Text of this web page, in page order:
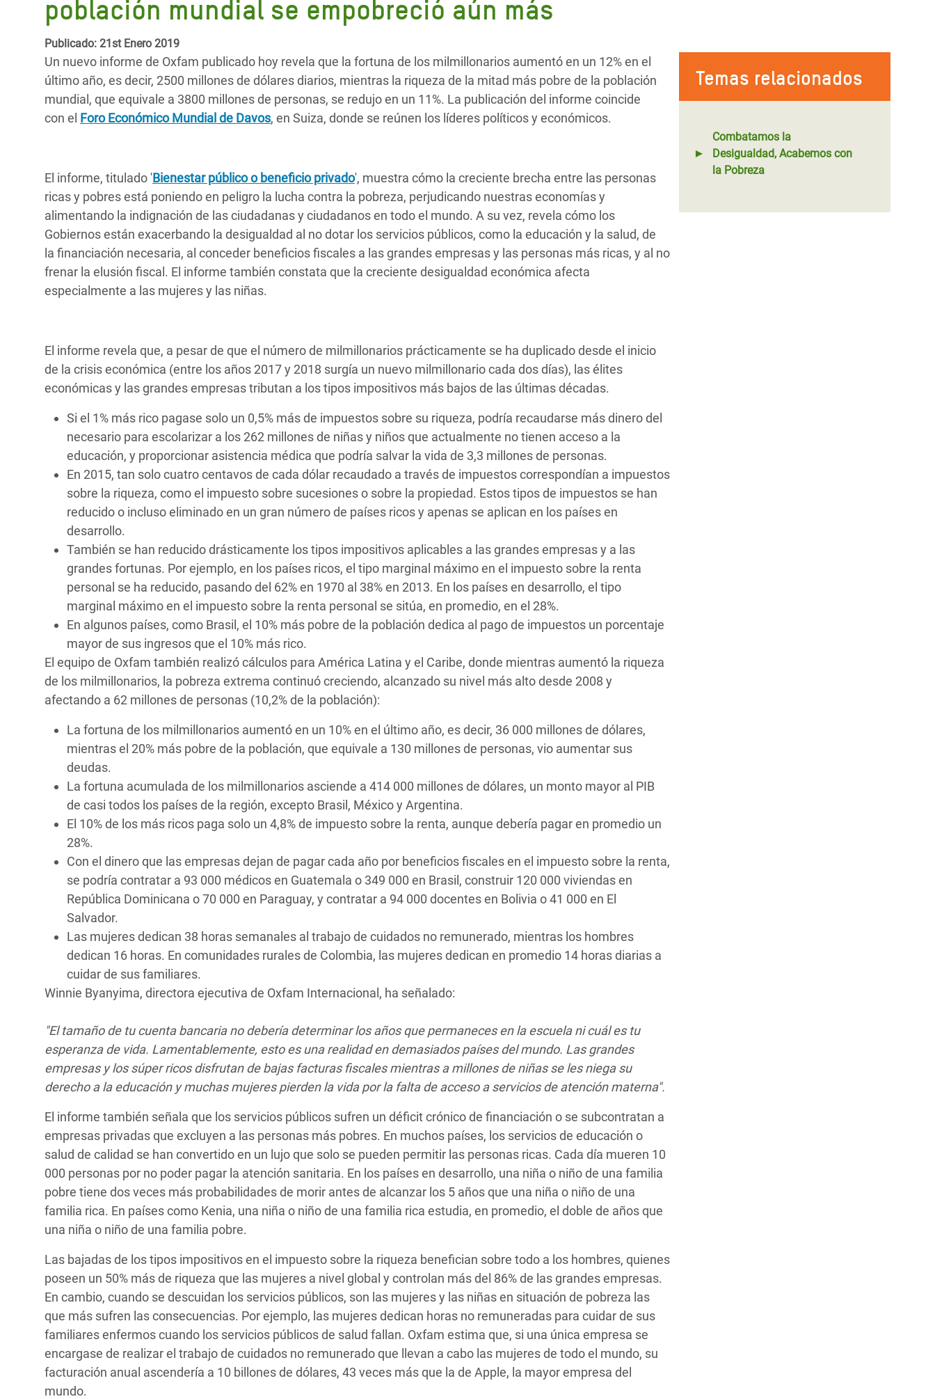
Desigualdad Extrema y
Servicios Sociales Básicos
Inequality and Rights in a
Digital Age
Crisis Climática y Alimentaria
Crisis de Personas Refugiadas
en Sudán del Sur
Crisis de Refugiados Rohinyá
en Bangladesh
Crisis en Yemen
#ActuaPorElClima
Erradiquemos el Sufrimiento Humano que
se Oculta tras los Alimentos
¡Basta! Acabemos con las violencias contra
mujeres y niñas
ayuda
a
la
navegación
población mundial se empobreció aún más
Publicado: 21st Enero 2019
Temas relacionados
Combatamos la
Desigualdad, Acabemos con
la Pobreza
Un nuevo informe de Oxfam publicado hoy revela que la fortuna de los milmillonarios aumentó en un 12% en el
último año, es decir, 2500 millones de dólares diarios, mientras la riqueza de la mitad más pobre de la población
mundial, que equivale a 3800 millones de personas, se redujo en un 11%. La publicación del informe coincide
con el Foro Económico Mundial de Davos, en Suiza, donde se reúnen los líderes políticos y económicos.
El informe, titulado 'Bienestar público o beneficio privado', muestra cómo la creciente brecha entre las personas
ricas y pobres está poniendo en peligro la lucha contra la pobreza, perjudicando nuestras economías y
alimentando la indignación de las ciudadanas y ciudadanos en todo el mundo. A su vez, revela cómo los
Gobiernos están exacerbando la desigualdad al no dotar los servicios públicos, como la educación y la salud, de
la financiación necesaria, al conceder beneficios fiscales a las grandes empresas y las personas más ricas, y al no
frenar la elusión fiscal. El informe también constata que la creciente desigualdad económica afecta
especialmente a las mujeres y las niñas.
El informe revela que, a pesar de que el número de milmillonarios prácticamente se ha duplicado desde el inicio
de la crisis económica (entre los años 2017 y 2018 surgía un nuevo milmillonario cada dos días), las élites
económicas y las grandes empresas tributan a los tipos impositivos más bajos de las últimas décadas.
Si el 1% más rico pagase solo un 0,5% más de impuestos sobre su riqueza, podría recaudarse más dinero del
necesario para escolarizar a los 262 millones de niñas y niños que actualmente no tienen acceso a la
educación, y proporcionar asistencia médica que podría salvar la vida de 3,3 millones de personas.
En 2015, tan solo cuatro centavos de cada dólar recaudado a través de impuestos correspondían a impuestos
sobre la riqueza, como el impuesto sobre sucesiones o sobre la propiedad. Estos tipos de impuestos se han
reducido o incluso eliminado en un gran número de países ricos y apenas se aplican en los países en
desarrollo.
También se han reducido drásticamente los tipos impositivos aplicables a las grandes empresas y a las
grandes fortunas. Por ejemplo, en los países ricos, el tipo marginal máximo en el impuesto sobre la renta
personal se ha reducido, pasando del 62% en 1970 al 38% en 2013. En los países en desarrollo, el tipo
marginal máximo en el impuesto sobre la renta personal se sitúa, en promedio, en el 28%.
En algunos países, como Brasil, el 10% más pobre de la población dedica al pago de impuestos un porcentaje
mayor de sus ingresos que el 10% más rico.
El equipo de Oxfam también realizó cálculos para América Latina y el Caribe, donde mientras aumentó la riqueza
de los milmillonarios, la pobreza extrema continuó creciendo, alcanzado su nivel más alto desde 2008 y
afectando a 62 millones de personas (10,2% de la población):
La fortuna de los milmillonarios aumentó en un 10% en el último año, es decir, 36 000 millones de dólares,
mientras el 20% más pobre de la población, que equivale a 130 millones de personas, vio aumentar sus
deudas.
La fortuna acumulada de los milmillonarios asciende a 414 000 millones de dólares, un monto mayor al PIB
de casi todos los países de la región, excepto Brasil, México y Argentina.
El 10% de los más ricos paga solo un 4,8% de impuesto sobre la renta, aunque debería pagar en promedio un
28%.
Con el dinero que las empresas dejan de pagar cada año por beneficios fiscales en el impuesto sobre la renta,
se podría contratar a 93 000 médicos en Guatemala o 349 000 en Brasil, construir 120 000 viviendas en
República Dominicana o 70 000 en Paraguay, y contratar a 94 000 docentes en Bolivia o 41 000 en El
Salvador.
Las mujeres dedican 38 horas semanales al trabajo de cuidados no remunerado, mientras los hombres
dedican 16 horas. En comunidades rurales de Colombia, las mujeres dedican en promedio 14 horas diarias a
cuidar de sus familiares.
Winnie Byanyima, directora ejecutiva de Oxfam Internacional, ha señalado:
"El tamaño de tu cuenta bancaria no debería determinar los años que permaneces en la escuela ni cuál es tu
esperanza de vida. Lamentablemente, esto es una realidad en demasiados países del mundo. Las grandes
empresas y los súper ricos disfrutan de bajas facturas fiscales mientras a millones de niñas se les niega su
derecho a la educación y muchas mujeres pierden la vida por la falta de acceso a servicios de atención materna".
El informe también señala que los servicios públicos sufren un déficit crónico de financiación o se subcontratan a
empresas privadas que excluyen a las personas más pobres. En muchos países, los servicios de educación o
salud de calidad se han convertido en un lujo que solo se pueden permitir las personas ricas. Cada día mueren 10
000 personas por no poder pagar la atención sanitaria. En los países en desarrollo, una niña o niño de una familia
pobre tiene dos veces más probabilidades de morir antes de alcanzar los 5 años que una niña o niño de una
familia rica. En países como Kenia, una niña o niño de una familia rica estudia, en promedio, el doble de años que
una niña o niño de una familia pobre.
Las bajadas de los tipos impositivos en el impuesto sobre la riqueza benefician sobre todo a los hombres, quienes
poseen un 50% más de riqueza que las mujeres a nivel global y controlan más del 86% de las grandes empresas.
En cambio, cuando se descuidan los servicios públicos, son las mujeres y las niñas en situación de pobreza las
que más sufren las consecuencias. Por ejemplo, las mujeres dedican horas no remuneradas para cuidar de sus
familiares enfermos cuando los servicios públicos de salud fallan. Oxfam estima que, si una única empresa se
encargase de realizar el trabajo de cuidados no remunerado que llevan a cabo las mujeres de todo el mundo, su
facturación anual ascendería a 10 billones de dólares, 43 veces más que la de Apple, la mayor empresa del
mundo.